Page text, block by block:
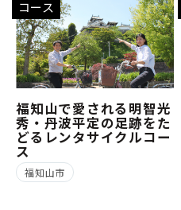
コース
福知山で愛される明智光
秀・丹波平定の足跡をた
どるレンタサイクルコー
ス
福知山市